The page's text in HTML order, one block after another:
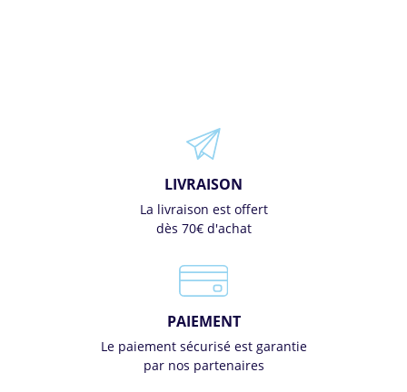
LIVRAISON
La livraison est offert
dès 70€ d'achat
PAIEMENT
Le paiement sécurisé est garantie
par nos partenaires